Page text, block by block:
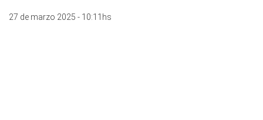
27 de marzo 2025 - 10:11hs